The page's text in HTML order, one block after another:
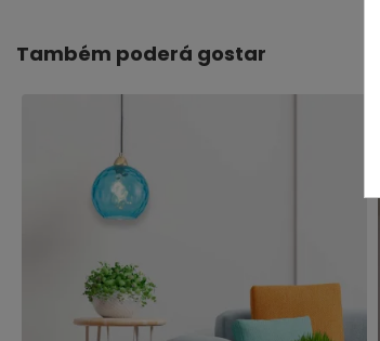
Também poderá gostar